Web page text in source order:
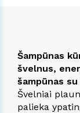
Šampūnas
švelnus,
šampūnas
Švelniai
palieka